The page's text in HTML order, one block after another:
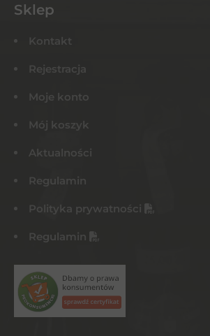
Sklep
Kontakt
Rejestracja
Moje konto
Mój koszyk
Aktualności
Regulamin
Polityka prywatności
Regulamin